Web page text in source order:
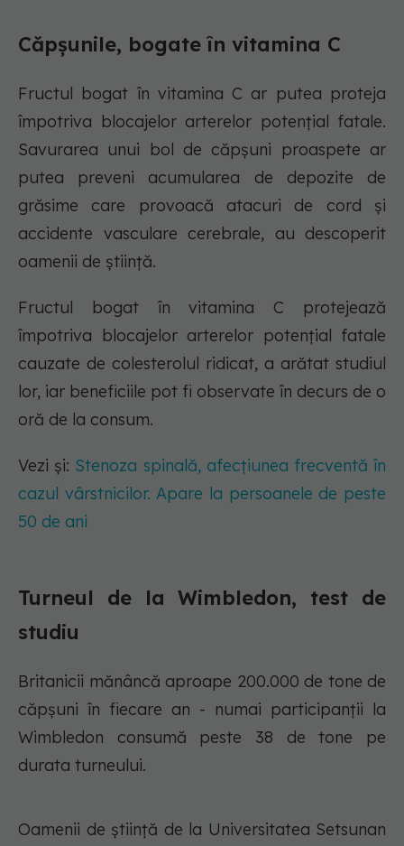
Căpșunile, bogate în vitamina C
Fructul bogat în vitamina C ar putea proteja
împotriva blocajelor arterelor potențial fatale.
Savurarea unui bol de căpșuni proaspete ar
putea preveni acumularea de depozite de
grăsime care provoacă atacuri de cord și
accidente vasculare cerebrale, au descoperit
oamenii de știință.
Fructul bogat în vitamina C protejează
împotriva blocajelor arterelor potențial fatale
cauzate de colesterolul ridicat, a arătat studiul
lor, iar beneficiile pot fi observate în decurs de o
oră de la consum.
Vezi și: Stenoza spinală, afecțiunea frecventă în
cazul vârstnicilor. Apare la persoanele de peste
50 de ani
Turneul de la Wimbledon, test de
studiu
Britanicii mănâncă aproape 200.000 de tone de
căpșuni în fiecare an - numai participanții la
Wimbledon consumă peste 38 de tone pe
durata turneului.
Oamenii de știință de la Universitatea Setsunan